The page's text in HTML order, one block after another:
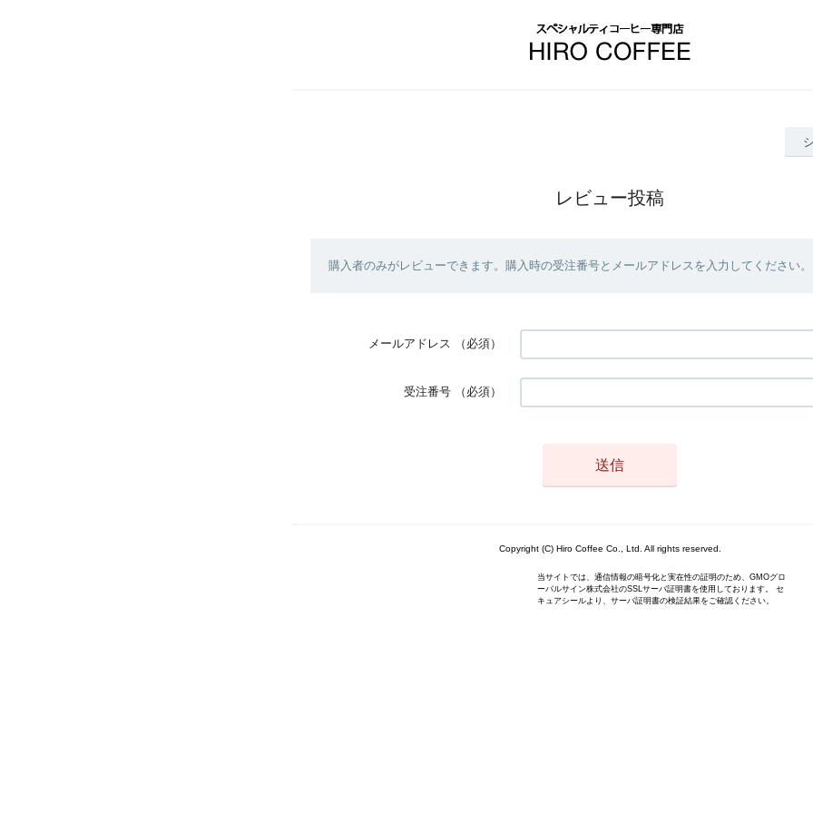
レビュー投稿
購入者のみがレビューできます。購入時の受注番号とメールアドレスを入力してください。
メールアドレス （必須）
受注番号 （必須）
Copyright (C) Hiro Coffee Co., Ltd. All rights reserved.
当サイトでは、通信情報の暗号化と実在性の証明のため、GMOグロ
ーバルサイン株式会社のSSLサーバ証明書を使用しております。 セ
キュアシールより、サーバ証明書の検証結果をご確認ください。